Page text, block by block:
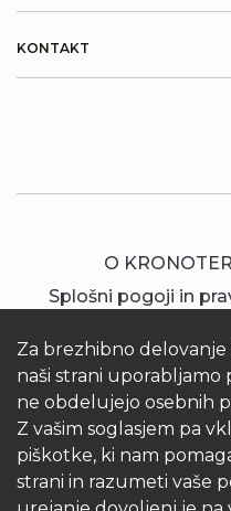
Za brezhibno
naši strani uporabljamo
ne obdelujejo osebnih
Z vašim soglasjem pa
piškotke, ki nam
strani in razumeti vaše
KONTAKT
O
Splošni pogoji in
© 2026